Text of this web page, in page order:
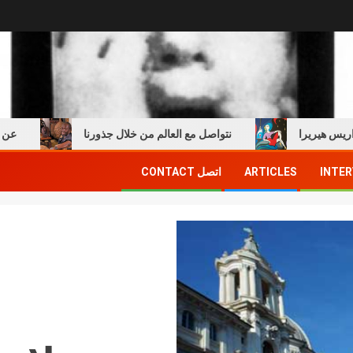
عن نتواصل مع العالم من خلال جذورنا
ARTICLES اتصل CONTACT